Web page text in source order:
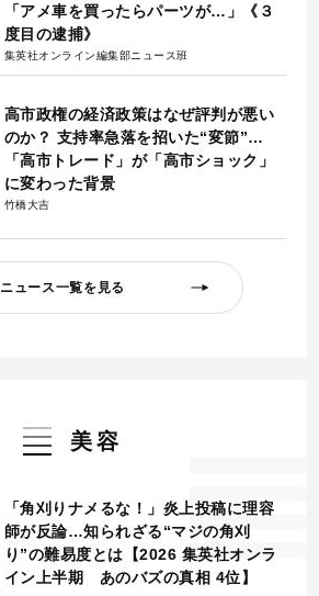
「アメ車を買ったらパーツが…」《３
度目の逮捕》
集英社オンライン編集部ニュース班
高市政権の経済政策はなぜ評判が悪い
のか？ 支持率急落を招いた“変節”…
「高市トレード」が「高市ショック」
に変わった背景
竹橋大吉
ニュース一覧を見る
美容
「角刈りナメるな！」炎上投稿に理容
師が反論…知られざる“マジの角刈
り”の難易度とは【2026 集英社オンラ
イン上半期 あのバズの真相 4位】